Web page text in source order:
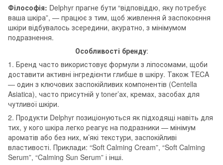
Філософія: Delphyr прагне бути “відповіддю, яку потребує
ваша шкіра”, — працює з тим, щоб живлення й заспокоєння
шкіри відбувалось зсередини, акуратно, з мінімумом
подразнення.
Особливості бренду:
1. Бренд часто використовує формули з ліпосомами, щоби
доставити активні інгредієнти глибше в шкіру. Також TECA
— один з ключових заспокійливих компонентів (Centella
Asiatica), часто присутній у toner’ах, кремах, засобах для
чутливої шкіри.
2. Продукти Delphyr позиціонуються як підходящі навіть для
тих, у кого шкіра легко реагує на подразники — мінімум
ароматів або без них, м’які текстури, заспокійливі
властивості. Приклади: “Soft Calming Cream”, “Soft Calming
Serum”, “Calming Sun Serum” і інші.